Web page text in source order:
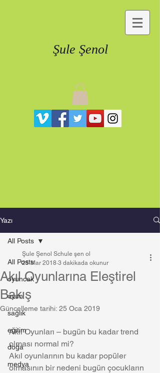
Şule Şenol
Yazı
All Posts
oyuncak
oyun
sağlık
eğitim
doğa
medya
All Posts
Akıl Oyunlarına Eleştirel
Bakış
Şule Şenol Schule şen ol
25 Mar 2018 3 dakikada okunur
Güncelleme tarihi: 25 Oca 2019
Akıl Oyunları – bugün bu kadar trend
olması normal mi?
Akıl oyunlarının bu kadar popüler
olmasının bir nedeni bugün çocukların